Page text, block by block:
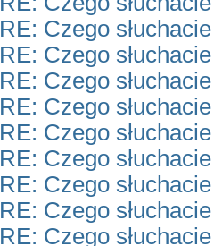
RE: Czego
RE: Czego
RE: Czego
RE: Czego
RE: Czego
RE: Czego
RE: Czego
RE: Czego
RE: Czego